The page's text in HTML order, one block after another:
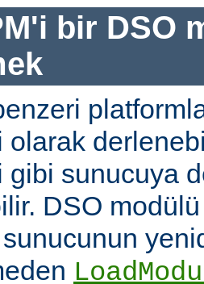
bir DSO
olarak
gibi sunucuya
DSO